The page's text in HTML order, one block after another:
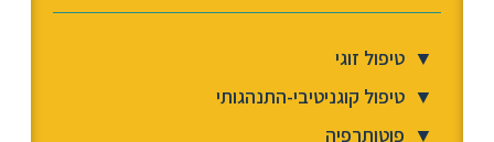
▼ טיפול זוגי
▼ טיפול קוגניטיבי-התנהגותי
▼ פוטותרפיה